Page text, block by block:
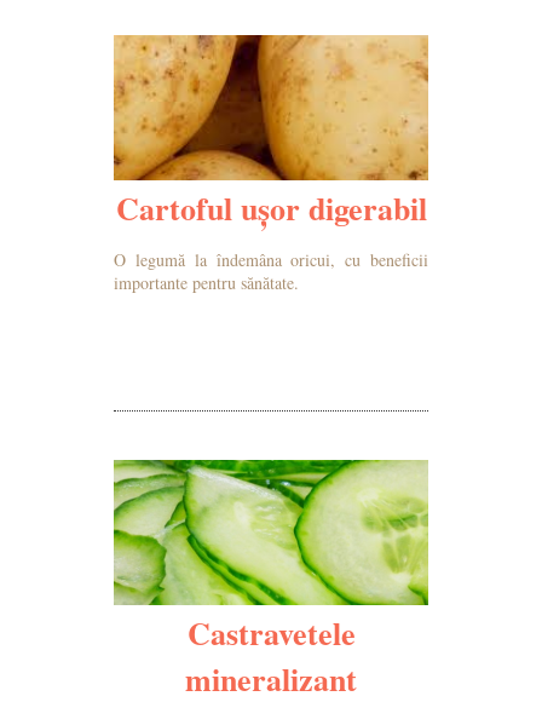
Cartoful ușor digerabil
O legumă la îndemâna oricui, cu beneficii
importante pentru sănătate.
Castravetele
mineralizant